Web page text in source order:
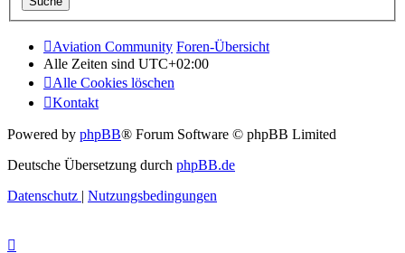
Aviation Community Foren-Übersicht
Alle Zeiten sind UTC+02:00
Alle Cookies löschen
Kontakt
Powered by phpBB® Forum Software © phpBB Limited
Deutsche Übersetzung durch phpBB.de
Datenschutz | Nutzungsbedingungen